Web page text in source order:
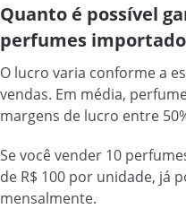
Quanto é possível
perfumes
O lucro varia conforme a
vendas. Em média,
margens de lucro entre
Se você vender 10
de R$ 100 por unidade, já
mensalmente.